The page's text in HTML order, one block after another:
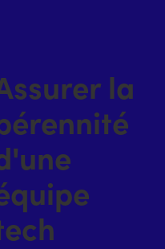
la